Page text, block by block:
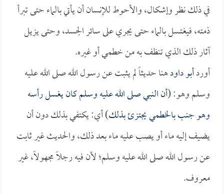
في ذلك نظر وإشكال، والأحوط للإنسان أن يأتي بالماء حتى تبرأ
ذمته، فيغتسل بالماء حتى يجري على سائر الجسد، وحتى يزيل
آثار ذلك الذي تنظف به من خطمي أو غيره.
أوردأبو داودهنا حديثاً لم يثبت عن رسول الله صلى الله عليه
وسلم وهو: (أن النبي صلى الله عليه وسلم كان يغسل رأسه
وهو جنب بالخطمي يجتزئ بذلك) أي: يكتفي بذلك دون أن
يضيف إليه ماء أو يصب عليه ماء بعد ذلك، والحديث غير ثابت
عن رسول الله صلى الله عليه وسلم؛ لأن فيه رجلاً مجهولاً، غير
معروف.